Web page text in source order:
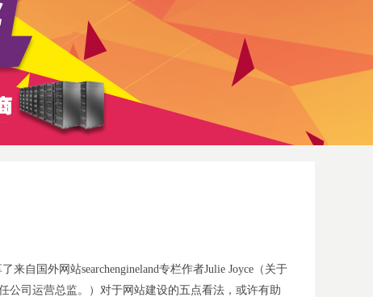
自国外网站searchengineland专栏作者Julie Joyce（关于
公司运营总监。）对于网站建设的五点看法，或许有助